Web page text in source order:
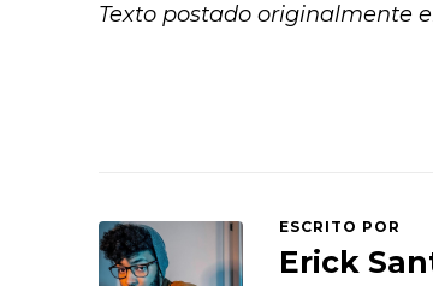
Texto postado originalmente
ESCRITO POR
Erick